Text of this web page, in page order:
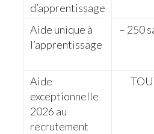
d’apprentissage
Aide unique à
l’apprentissage
– 250
Aide
exceptionnelle
2026 au
recrutement